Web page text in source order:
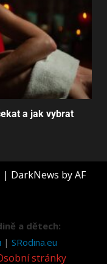
a jak vybrat
| DarkNews by AF
a dětech:
| SRodina.eu
stránky